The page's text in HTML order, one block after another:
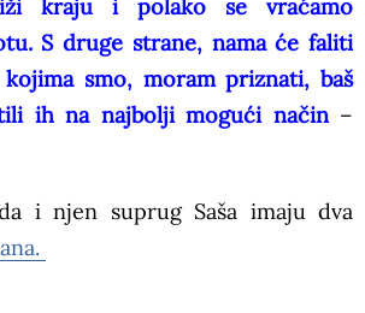
kraju i polako se vraćamo
S druge strane, nama će faliti
smo, moram priznati, baš
ih na najbolji mogući način–
i njen suprug Saša imaju dva